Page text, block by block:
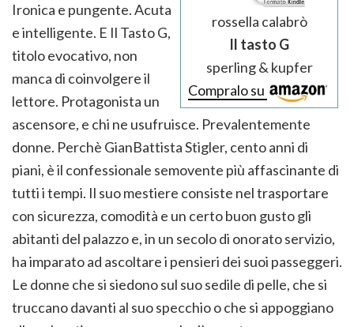
rossella calabrò
Il tasto G
sperling & kupfer
Compralo su
Ironica e pungente. Acuta
e intelligente. E Il Tasto G,
titolo evocativo, non
manca di coinvolgere il
lettore. Protagonista un
ascensore, e chi ne usufruisce. Prevalentemente
donne. Perchè GianBattista Stigler, cento anni di
piani, è il confessionale semovente più affascinante di
tutti i tempi. Il suo mestiere consiste nel trasportare
con sicurezza, comodità e un certo buon gusto gli
abitanti del palazzo e, in un secolo di onorato servizio,
ha imparato ad ascoltare i pensieri dei suoi passeggeri.
Le donne che si siedono sul suo sedile di pelle, che si
truccano davanti al suo specchio o che si appoggiano